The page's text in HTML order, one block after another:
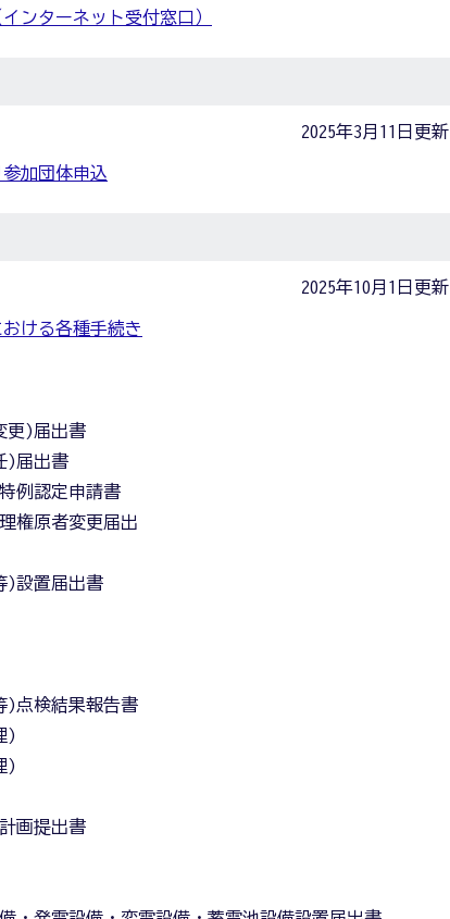
ンターネット受付窓口）
2025年3月11日更新
加団体申込
2025年10月1日更新
ける各種手続き
更)届出書
)届出書
例認定申請書
権原者変更届出
)設置届出書
)点検結果報告書
)
)
画提出書